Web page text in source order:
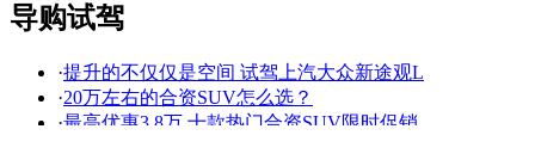
看赛车宝贝争奇斗
艳
车模美腿爆乳无惧
走光
导购试驾
·提升的不仅仅是空间 试驾上汽大众新途观L
·20万左右的合资SUV怎么选？
·最高优惠3.8万 十款热门合资SUV限时促销